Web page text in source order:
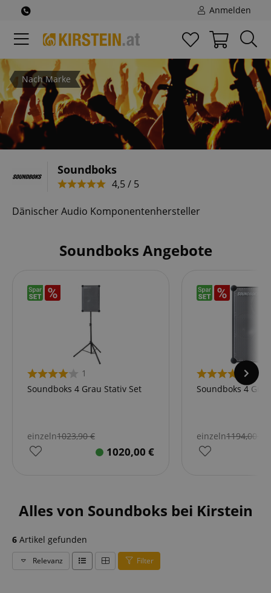
Anmelden
Nach Marke
Soundboks
4,5 / 5
Dänischer Audio Komponentenhersteller
Soundboks Angebote
1
Soundboks 4 Grau Stativ Set
einzeln1023,90€
1020,00 €
Soundboks 4
einzeln1194,00
Alles von Soundboks bei Kirstein
6 Artikel gefunden
Relevanz Filter